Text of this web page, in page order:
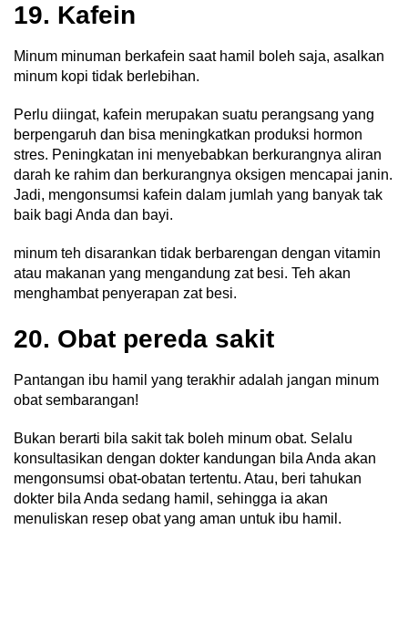
19. Kafein
Minum minuman berkafein saat hamil boleh saja, asalkan
minum kopi tidak berlebihan.
Perlu diingat, kafein merupakan suatu perangsang yang
berpengaruh dan bisa meningkatkan produksi hormon
stres. Peningkatan ini menyebabkan berkurangnya aliran
darah ke rahim dan berkurangnya oksigen mencapai janin.
Jadi, mengonsumsi kafein dalam jumlah yang banyak tak
baik bagi Anda dan bayi.
minum teh disarankan tidak berbarengan dengan vitamin
atau makanan yang mengandung zat besi. Teh akan
menghambat penyerapan zat besi.
20. Obat pereda sakit
Pantangan ibu hamil yang terakhir adalah jangan minum
obat sembarangan!
Bukan berarti bila sakit tak boleh minum obat. Selalu
konsultasikan dengan dokter kandungan bila Anda akan
mengonsumsi obat-obatan tertentu. Atau, beri tahukan
dokter bila Anda sedang hamil, sehingga ia akan
menuliskan resep obat yang aman untuk ibu hamil.